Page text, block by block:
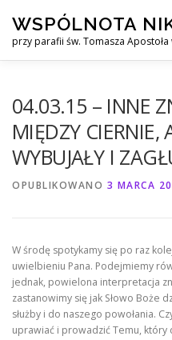
treści
WSPÓLNOTA
przy parafii św. Tomasza Apostoła
KURS FINANSOWY CROWN
04.03.15 – INNE
MIĘDZY CIERNIE,
WYBUJAŁY I
OPUBLIKOWANO 3 MARCA
W środę spotykamy się po raz
uwielbieniu Pana. Podejmiemy
jednak, powielona interpretacja
zastanowimy się jak Słowo Boże
służby i do naszego powołania.
uprawiać i prowadzić Temu, który